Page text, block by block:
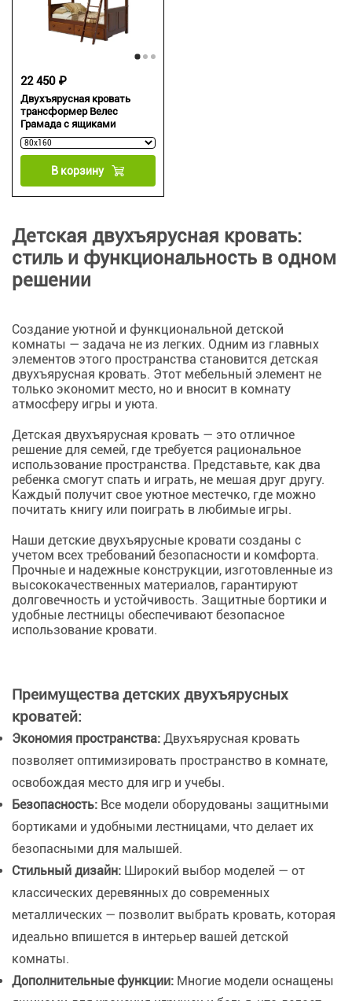
Двухъярусная кровать
трансформер Велес
Грамада с ящиками
22 450 ₽
В корзину
Детская двухъярусная кровать:
стиль и функциональность в одном
решении
Создание уютной и функциональной детской
комнаты — задача не из легких. Одним из главных
элементов этого пространства становится детская
двухъярусная кровать. Этот мебельный элемент не
только экономит место, но и вносит в комнату
атмосферу игры и уюта.
Детская двухъярусная кровать — это отличное
решение для семей, где требуется рациональное
использование пространства. Представьте, как два
ребенка смогут спать и играть, не мешая друг другу.
Каждый получит свое уютное местечко, где можно
почитать книгу или поиграть в любимые игры.
Наши детские двухъярусные кровати созданы с
учетом всех требований безопасности и комфорта.
Прочные и надежные конструкции, изготовленные из
высококачественных материалов, гарантируют
долговечность и устойчивость. Защитные бортики и
удобные лестницы обеспечивают безопасное
использование кровати.
Преимущества детских двухъярусных
кроватей:
Экономия пространства: Двухъярусная кровать
позволяет оптимизировать пространство в комнате,
освобождая место для игр и учебы.
Безопасность: Все модели оборудованы защитными
бортиками и удобными лестницами, что делает их
безопасными для малышей.
Стильный дизайн: Широкий выбор моделей — от
классических деревянных до современных
металлических — позволит выбрать кровать, которая
идеально впишется в интерьер вашей детской
комнаты.
Дополнительные функции: Многие модели оснащены